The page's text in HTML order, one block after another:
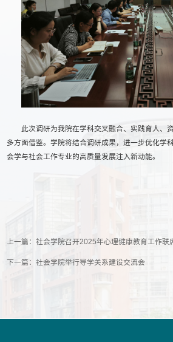
此次调研为我院在学科交叉融合、实践育人、
多方面借鉴。学院将结合调研成果，进一步优化学
会学与社会工作专业的高质量发展注入新动能。
上一篇：社会学院召开2025年心理健康教育工作联
下一篇：社会学院举行导学关系建设交流会